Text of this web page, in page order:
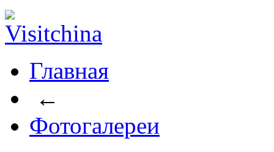
Главная
←
Фотогалереи